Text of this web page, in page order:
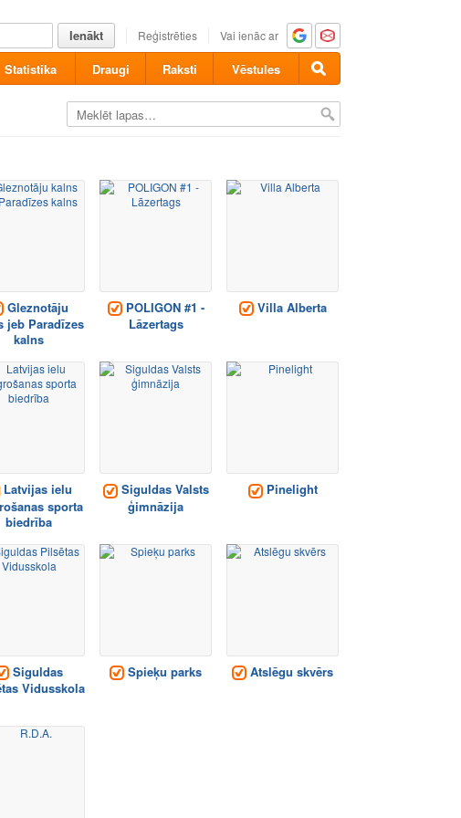
Ienākt Reģistrēties Vai ienāc ar
Statistika Draugi Raksti Vēstules
Gleznotāju
jeb Paradīzes
kalns
POLIGON #1 -
Lāzertags
Villa Alberta
Latvijas ielu
sporta
biedrība
Siguldas Valsts
ģimnāzija
Pinelight
Siguldas
Vidusskola
Spieķu parks Atslēgu skvērs